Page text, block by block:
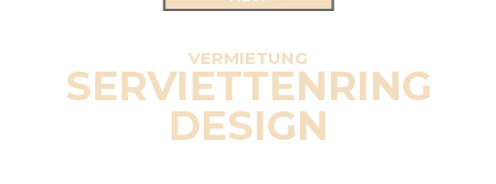
VERMIETUNG
SERVIETTENRING
DESIGN